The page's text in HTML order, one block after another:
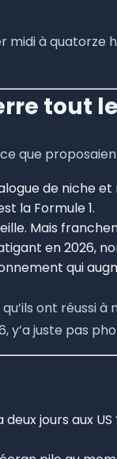
midi à
tout
que
de niche
la Formule 1.
Mais
en 2026,
qui
qu’ils ont
y’a juste pas
jours aux